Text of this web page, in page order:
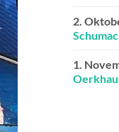
2.
1.